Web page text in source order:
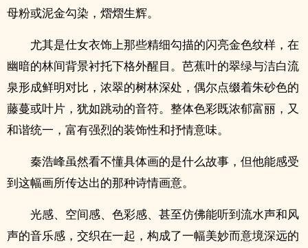
母粉或泥金勾染，熠熠生辉。
尤其是仕女衣饰上那些精细勾描的闪亮金色纹样，在
幽暗的林间背景衬托下格外醒目。芭蕉叶的翠绿与洁白流
泉形成鲜明对比，浓翠的树林深处，偶尔点缀着朱砂色的
藤蔓或叶片，犹如跳动的音符。整体色彩既浓郁富丽，又
和谐统一，富有强烈的装饰性和抒情意味。
秦浩峰虽然看不懂具体画的是什么故事，但他能感受
到这幅画所传达出的那种诗情画意。
光感、空间感、色彩感、甚至仿佛能听到流水声和风
声的音乐感，交织在一起，构成了一幅美妙而意境深远的